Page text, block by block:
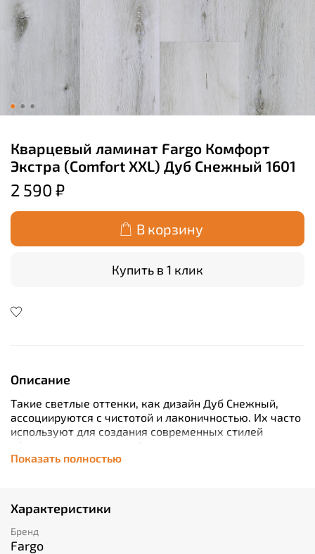
Кварцевый ламинат Fargo Комфорт
Экстра (Comfort XXL) Дуб Снежный 1601
2 590 ₽
В корзину
Купить в 1 клик
Описание
Такие светлые оттенки, как дизайн Дуб Снежный,
ассоциируются с чистотой и лаконичностью. Их часто
используют для создания современных стилей
оформления помещений и в случаях, когда нужно
компенсировать недостаток естественного
Fargo 33 класса отличает повышенная стойкость к
ударам и царапинам, пожаробезопасность,
экологичность и абсолютная устойчивость к воде.
Показать полностью
Характеристики
Бренд
Fargo